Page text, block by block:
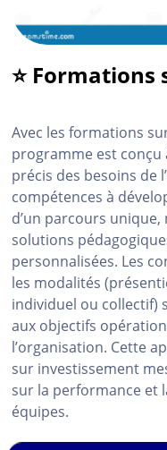
⭐
Avec les formations
programme est conçu
précis des besoins de
compétences à
d’un parcours
solutions
personnalisées. Les
les modalités
individuel ou collectif)
aux objectifs
l’organisation. Cette
sur investissement
sur la performance et
équipes.